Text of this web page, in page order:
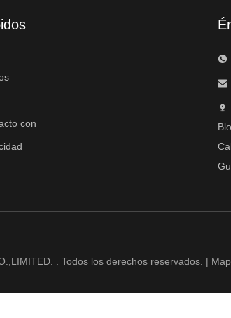
con
. Todos los derechos reservados. |